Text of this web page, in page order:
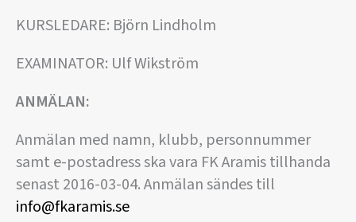
KURSLEDARE: Björn Lindholm
EXAMINATOR: Ulf Wikström
ANMÄLAN:
Anmälan med namn, klubb, personnummer
samt e-postadress ska vara FK Aramis tillhanda
senast 2016-03-04. Anmälan sändes till
info@fkaramis.se